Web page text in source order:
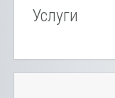
Услуги